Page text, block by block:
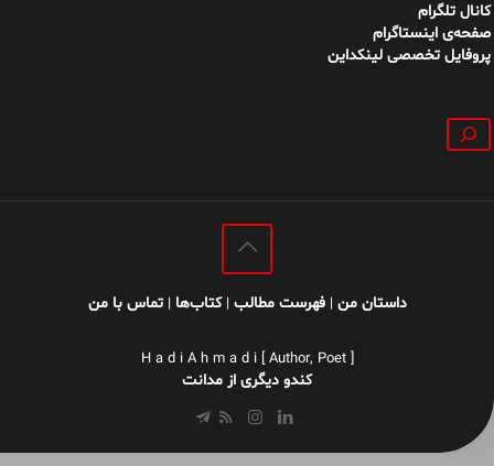
کانال تلگرام
صفحه‌ی اینستاگرام
پروفایل تخصصی لینکداین
جستجو
داستان من |فهرست مطالب |کتاب‌ها |تماس با من
H a d i A h m a d i [ Author, Poet ]
کندو دیگری از مدانت